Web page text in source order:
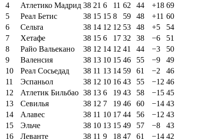
4
Атлетико Мадрид 38 21 6 11 62 44 +18 69
5
Реал Бетис 38 15 15 8 59 48 +11 60
6
Сельта 38 14 12 12 53 48 +5
54
7
Хетафе 38 15 6 17 32 38 −6
51
8
Райо Вальекано 38 12 14 12 41 44 −3
50
9
Валенсия 38 13 10 15 46 55 −9
49
10
Реал Сосьедад 38 11 13 14 59 61 −2
46
11
Эспаньол 38 12 10 16 43 55 −12 46
12
Атлетик Бильбао 38 13 6 19 43 58 −15 45
13
Севилья 38 12 7 19 46 60 −14 43
14
Алавес 38 11 10 17 44 56 −12 43
15
Эльче 38 10 13 15 49 57 −8
43
16
Леванте 38 11 9 18 47 61 −14 42